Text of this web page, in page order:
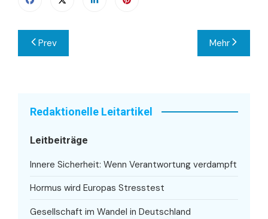
Beitragsnavigation
Prev Mehr
Redaktionelle Leitartikel
Leitbeiträge
Innere Sicherheit: Wenn Verantwortung verdampft
Hormus wird Europas Stresstest
Gesellschaft im Wandel in Deutschland